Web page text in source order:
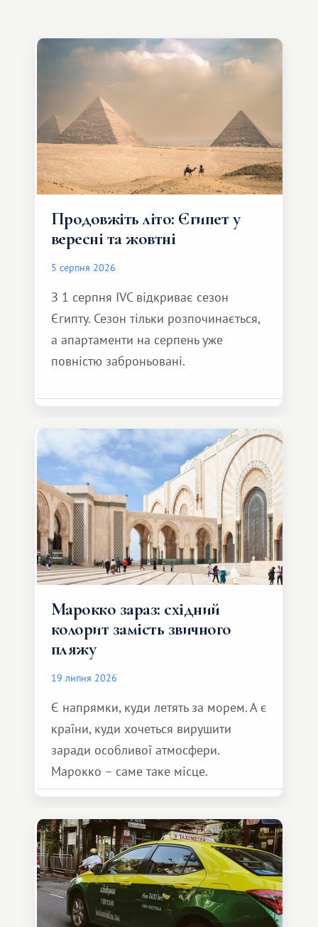
Продовжіть літо: Єгипет у
вересні та жовтні
5 серпня 2026
З 1 серпня IVC відкриває сезон
Єгипту. Сезон тільки розпочинається,
а апартаменти на серпень уже
повністю заброньовані.
Марокко зараз: східний
колорит замість звичного
пляжу
19 липня 2026
Є напрямки, куди летять за морем. А є
країни, куди хочеться вирушити
заради особливої ​​атмосфери.
Марокко – саме таке місце.